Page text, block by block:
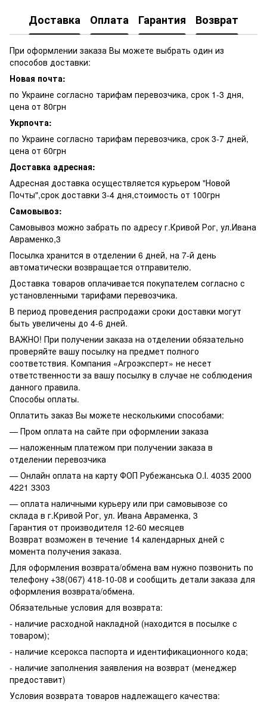
Доставка Оплата Гарантия Возврат
При оформлении заказа Вы можете выбрать один из
способов доставки:
Новая почта:
по Украине согласно тарифам перевозчика, срок 1-3 дня,
цена от 80грн
Укрпочта:
по Украине согласно тарифам перевозчика, срок 3-7 дней,
цена от 60грн
Доставка адресная:
Адресная доставка осуществляется курьером "Новой
Почты",срок доставки 3-4 дня,стоимость от 100грн
Самовывоз:
Самовывоз можно забрать по адресу г.Кривой Рог, ул.Ивана
Авраменко,3
Посылка хранится в отделении 6 дней, на 7-й день
автоматически возвращается отправителю.
Доставка товаров оплачивается покупателем согласно с
установленными тарифами перевозчика.
В период проведения распродажи сроки доставки могут
быть увеличены до 4-6 дней.
ВАЖНО! При получении заказа на отделении обязательно
проверяйте вашу посылку на предмет полного
соответствия. Компания «Агроэксперт» не несет
ответственности за вашу посылку в случае не соблюдения
данного правила.
Способы оплаты.
Оплатить заказ Вы можете несколькими способами:
— Пром оплата на сайте при оформлении заказа
— наложенным платежом при получении заказа в
отделении перевозчика
— Онлайн оплата на карту ФОП Рубежанська О.І. 4035 2000
4221 3303
— оплата наличными курьеру или при самовывозе со
склада в г.Кривой Рог, ул. Ивана Авраменка, 3
Гарантия от производителя 12-60 месяцев
Возврат возможен в течение 14 календарных дней с
момента получения заказа.
Для оформления возврата/обмена вам нужно позвонить по
телефону +38(067) 418-10-08 и сообщить детали заказа для
оформления возврата/обмена.
Обязательные условия для возврата:
- наличие расходной накладной (находится в посылке с
товаром);
- наличие ксерокса паспорта и идентификационного кода;
- наличие заполнения заявления на возврат (менеджер
предоставит)
Условия возврата товаров надлежащего качества: